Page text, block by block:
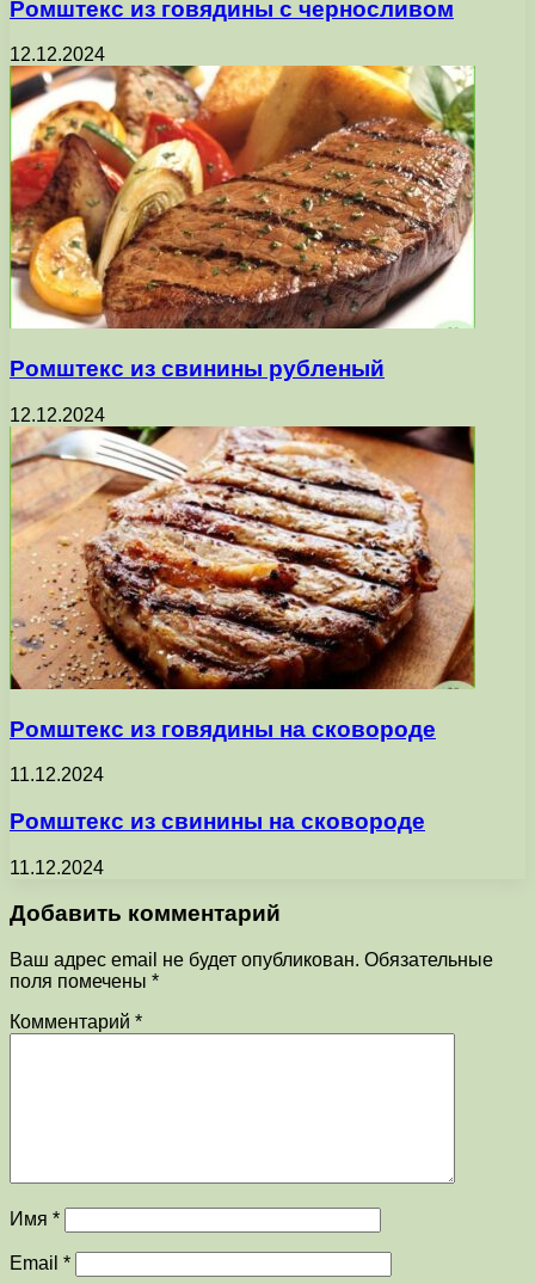
Ромштекс из говядины с черносливом
12.12.2024
Ромштекс из свинины рубленый
12.12.2024
Ромштекс из говядины на сковороде
11.12.2024
Ромштекс из свинины на сковороде
11.12.2024
Добавить комментарий
Ваш адрес email не будет опубликован. Обязательные
поля помечены *
Комментарий *
Имя *
Email *